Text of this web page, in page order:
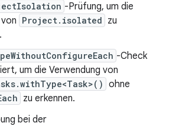
-Prüfung, um die
Project.isolated zu
-Check
um die Verwendung von
ohne
zu erkennen.
bei der